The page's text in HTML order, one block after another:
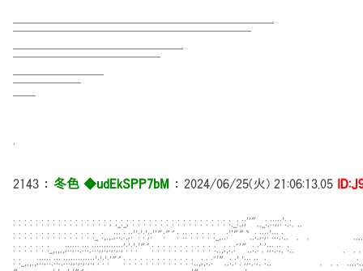
━━━━━━━━━━━━━━━━━━━━━━━
━━━━━━━━━━━━━━━
━━━━━━━━
2143 ： 冬色 ◆udEkSPP7bM ： 2024/06/25(火) 21:06:13.05
: : : : : : : : : : : : : : : : : ; ;_:_; : : : : : : : : : : : : : : : : : :._:.;;''".._:.::;;:':.:. ..
: : : : : : : : : : : : : : :_ :,.,.;::.:.;:'':':';:''":"´: :: : : : : :_,..:''""`..:.;:;:':::.:.. . .
: : : : : : :_,.,.,;::;::.:::.:::;;:;:;:;:;':':':'"´: : : : : : : : : : : :..,;,:.:ﾞ'"..:.:'.';;:.:;. :.. . . .
: :_,.,.,;::;::.:::.:::;;:;:;:;:;':':':'"´: : : : : : : : : : : : :..,;,:.:ﾞ'"..:.:'.';;:.:;. :.. . . .